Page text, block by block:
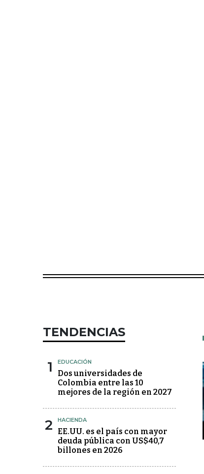
TENDENCIAS
1 EDUCACIÓN
Dos universidades de
Colombia entre las 10
mejores de la región en 2027
2 HACIENDA
EE.UU. es el país con mayor
deuda pública con US$40,7
billones en 2026